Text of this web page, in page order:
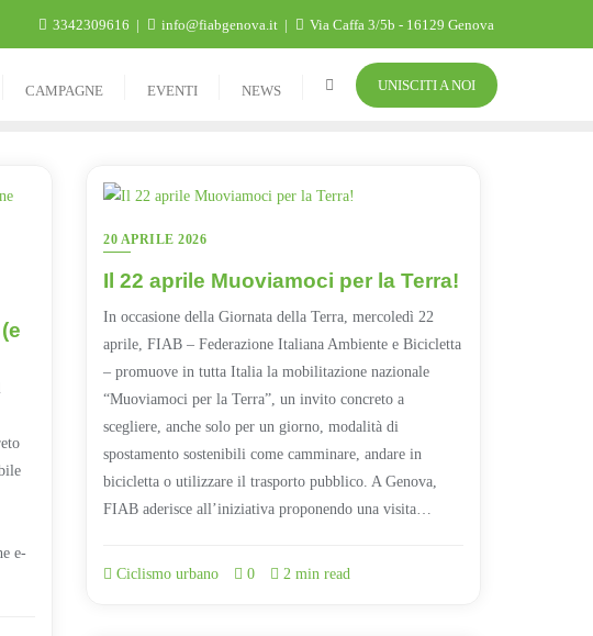
3342309616 info@fiabgenova.it Via Caffa 3/5b - 16129 Genova
CAMPAGNE EVENTI NEWS UNISCITI A NOI
e-
20 APRILE 2026
Il 22 aprile Muoviamoci per la Terra!
In occasione della Giornata della Terra, mercoledì 22
aprile, FIAB – Federazione Italiana Ambiente e Bicicletta
– promuove in tutta Italia la mobilitazione nazionale
“Muoviamoci per la Terra”, un invito concreto a
scegliere, anche solo per un giorno, modalità di
spostamento sostenibili come camminare, andare in
bicicletta o utilizzare il trasporto pubblico. A Genova,
FIAB aderisce all’iniziativa proponendo una visita…
Ciclismo urbano 0 2 min read